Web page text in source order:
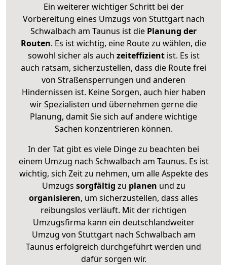
Ein weiterer wichtiger Schritt bei der
Vorbereitung eines Umzugs von Stuttgart nach
Schwalbach am Taunus ist die Planung der
Routen. Es ist wichtig, eine Route zu wählen, die
sowohl sicher als auch zeiteffizientist. Es ist
auch ratsam, sicherzustellen, dass die Route frei
von Straßensperrungen und anderen
Hindernissen ist. Keine Sorgen, auch hier haben
wir Spezialisten und übernehmen gerne die
Planung, damit Sie sich auf andere wichtige
Sachen konzentrieren können.
In der Tat gibt es viele Dinge zu beachten bei
einem Umzug nach Schwalbach am Taunus. Es ist
wichtig, sich Zeit zu nehmen, um alle Aspekte des
Umzugs sorgfältig zu planen und zu
organisieren, um sicherzustellen, dass alles
reibungslos verläuft. Mit der richtigen
Umzugsfirma kann ein deutschlandweiter
Umzug von Stuttgart nach Schwalbach am
Taunus erfolgreich durchgeführt werden und
dafür sorgen wir.